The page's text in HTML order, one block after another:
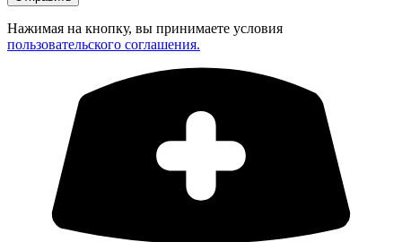
Нажимая на кнопку, вы принимаете условия
пользовательского соглашения.